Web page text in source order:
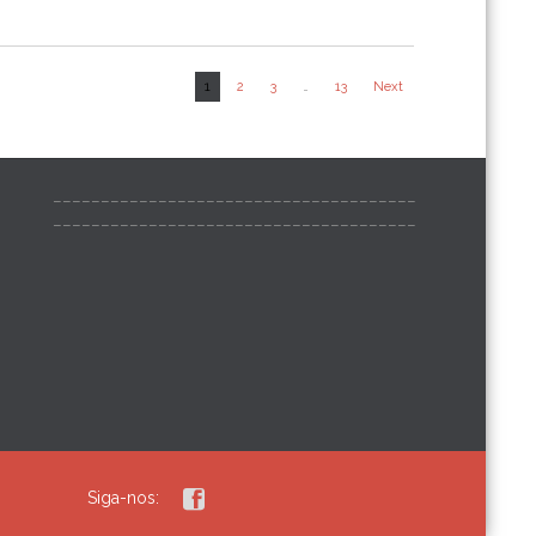
1 2 3 … 13 Next
Siga-nos: 